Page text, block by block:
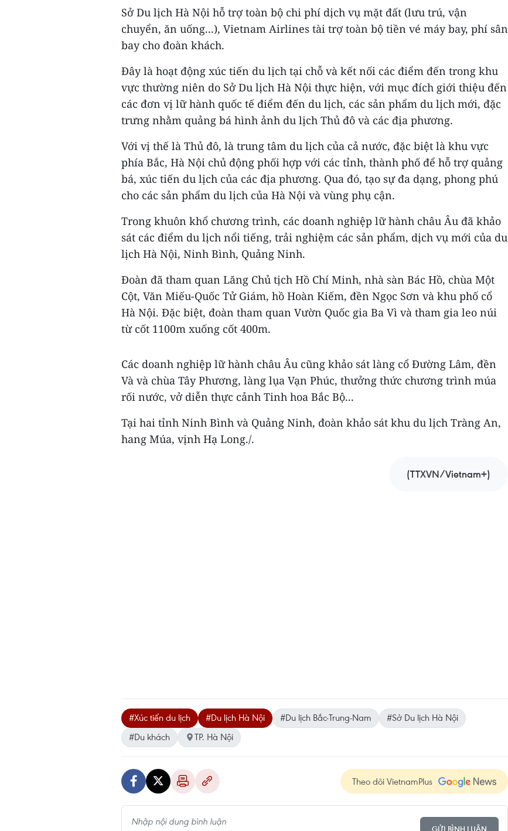
Sở Du lịch Hà Nội hỗ trợ toàn bộ chi phí dịch vụ mặt đất (lưu trú, vận
chuyển, ăn uống...), Vietnam Airlines tài trợ toàn bộ tiền vé máy bay, phí sân
bay cho đoàn khách.
Đây là hoạt động xúc tiến du lịch tại chỗ và kết nối các điểm đến trong khu
vực thường niên do Sở Du lịch Hà Nội thực hiện, với mục đích giới thiệu đến
các đơn vị lữ hành quốc tế điểm đến du lịch, các sản phẩm du lịch mới, đặc
trưng nhằm quảng bá hình ảnh du lịch Thủ đô và các địa phương.
Với vị thế là Thủ đô, là trung tâm du lịch của cả nước, đặc biệt là khu vực
phía Bắc, Hà Nội chủ động phối hợp với các tỉnh, thành phố để hỗ trợ quảng
bá, xúc tiến du lịch của các địa phương. Qua đó, tạo sự đa dạng, phong phú
cho các sản phẩm du lịch của Hà Nội và vùng phụ cận.
Trong khuôn khổ chương trình, các doanh nghiệp lữ hành châu Âu đã khảo
sát các điểm du lịch nổi tiếng, trải nghiệm các sản phẩm, dịch vụ mới của du
lịch Hà Nội, Ninh Bình, Quảng Ninh.
Đoàn đã tham quan Lăng Chủ tịch Hồ Chí Minh, nhà sàn Bác Hồ, chùa Một
Cột, Văn Miếu-Quốc Tử Giám, hồ Hoàn Kiếm, đền Ngọc Sơn và khu phố cổ
Hà Nội. Đặc biệt, đoàn tham quan Vườn Quốc gia Ba Vì và tham gia leo núi
từ cốt 1100m xuống cốt 400m.
Các doanh nghiệp lữ hành châu Âu cũng khảo sát làng cổ Đường Lâm, đền
Và và chùa Tây Phương, làng lụa Vạn Phúc, thưởng thức chương trình múa
rối nước, vở diễn thực cảnh Tinh hoa Bắc Bộ...
Tại hai tỉnh Ninh Bình và Quảng Ninh, đoàn khảo sát khu du lịch Tràng An,
hang Múa, vịnh Hạ Long./.
(TTXVN/Vietnam+)
#Xúc tiến du lịch #Du lịch Hà Nội #Du lịch Bắc-Trung-Nam
#Sở Du lịch Hà Nội
#Du khách
TP. Hà Nội
Theo dõi VietnamPlus
GỬI BÌNH LUẬN